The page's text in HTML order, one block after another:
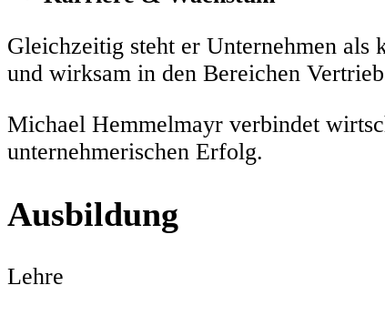
Gleichzeitig steht er Unternehmen als
und wirksam in den Bereichen
Michael Hemmelmayr verbindet
unternehmerischen Erfolg.
Ausbildung
Lehre